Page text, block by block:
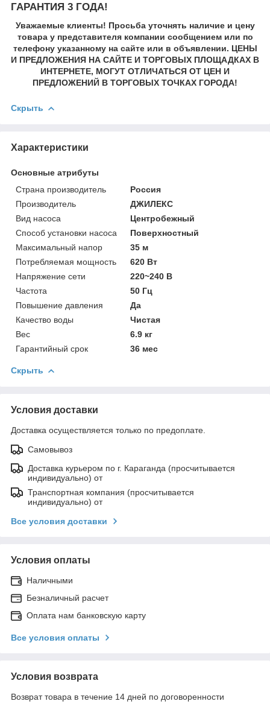
ГАРАНТИЯ 3 ГОДА!
Уважаемые клиенты! Просьба уточнять наличие и цену
товара у представителя компании сообщением или по
телефону указанному на сайте или в объявлении. ЦЕНЫ
И ПРЕДЛОЖЕНИЯ НА САЙТЕ И ТОРГОВЫХ ПЛОЩАДКАХ В
ИНТЕРНЕТЕ, МОГУТ ОТЛИЧАТЬСЯ ОТ ЦЕН И
ПРЕДЛОЖЕНИЙ В ТОРГОВЫХ ТОЧКАХ ГОРОДА!
Скрыть
Характеристики
Основные атрибуты
Страна производитель
Россия
Производитель
ДЖИЛЕКС
Вид насоса
Центробежный
Способ установки насоса
Поверхностный
Максимальный напор
35 м
Потребляемая мощность
620 Вт
Напряжение сети
220~240 В
Частота
50 Гц
Повышение давления
Да
Качество воды
Чистая
Вес
6.9 кг
Гарантийный срок
36 мес
Скрыть
Условия доставки
Доставка осуществляется только по предоплате.
Самовывоз
Доставка курьером по г. Караганда (просчитывается
индивидуально) от
Транспортная компания (просчитывается
индивидуально) от
Все условия доставки
Условия оплаты
Наличными
Безналичный расчет
Оплата нам банковскую карту
Все условия оплаты
Условия возврата
Возврат товара в течение 14 дней по договоренности